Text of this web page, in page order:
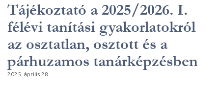
Tájékoztató a 2025/2026. I.
félévi tanítási gyakorlatokról
az osztatlan, osztott és a
párhuzamos tanárképzésben
2025. április 28.